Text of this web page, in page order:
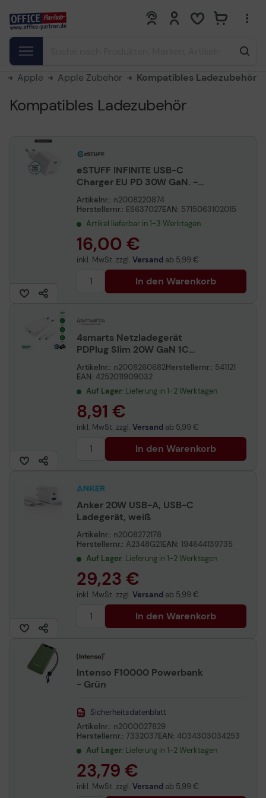
0 0
Apple Apple Zubehör Kompatibles Ladezubehör
Kompatibles Ladezubehör
eSTUFF INFINITE USB-C
Charger EU PD 30W GaN. -
White - 98% Recycled
Plastic
Artikelnr.: n2008220874
Herstellernr.: ES637027EAN: 5715063102015
Artikel lieferbar in 1-3 Werktagen.
16,00 €
inkl. MwSt. zzgl. Versand ab 5,99 €
In den Warenkorb
4smarts Netzladegerät
PDPlug Slim 20W GaN 1C
und USB-C Kabel 1,5m, weiß
Artikelnr.: n2008260682Herstellernr.: 541121
EAN: 4252011909032
Auf Lager: Lieferung in 1-2 Werktagen
8,91 €
inkl. MwSt. zzgl. Versand ab 5,99 €
In den Warenkorb
Anker 20W USB-A, USB-C
Ladegerät, weiß
Artikelnr.: n2008272178
Herstellernr.: A2348G21EAN: 194644139735
Auf Lager: Lieferung in 1-2 Werktagen
29,23 €
inkl. MwSt. zzgl. Versand ab 5,99 €
In den Warenkorb
Intenso F10000 Powerbank
- Grün
Sicherheitsdatenblatt
Artikelnr.: n2000027829
Herstellernr.: 7332037EAN: 4034303034253
Auf Lager: Lieferung in 1-2 Werktagen
23,79 €
inkl. MwSt. zzgl. Versand ab 5,99 €